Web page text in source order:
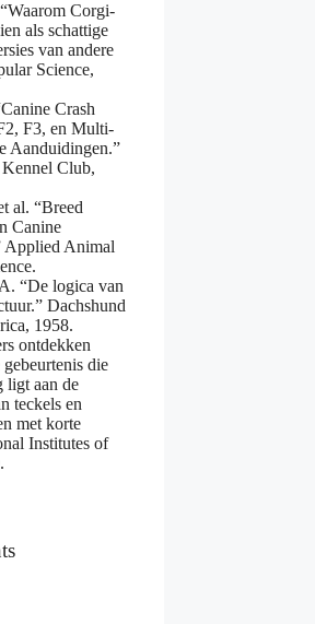
Corgi-
als schattige
van andere
Science,
Crash
F3, en Multi-
Aanduidingen.”
Club,
al. “Breed
Canine
Applied Animal
“De logica van
Dachshund
1958.
ontdekken
die
ligt aan de
teckels en
met korte
Institutes of